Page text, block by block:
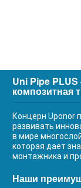
Uni Pipe
композитная
Концерн Uponor
развивать
в мире
которая дает
монтажника и
Наши